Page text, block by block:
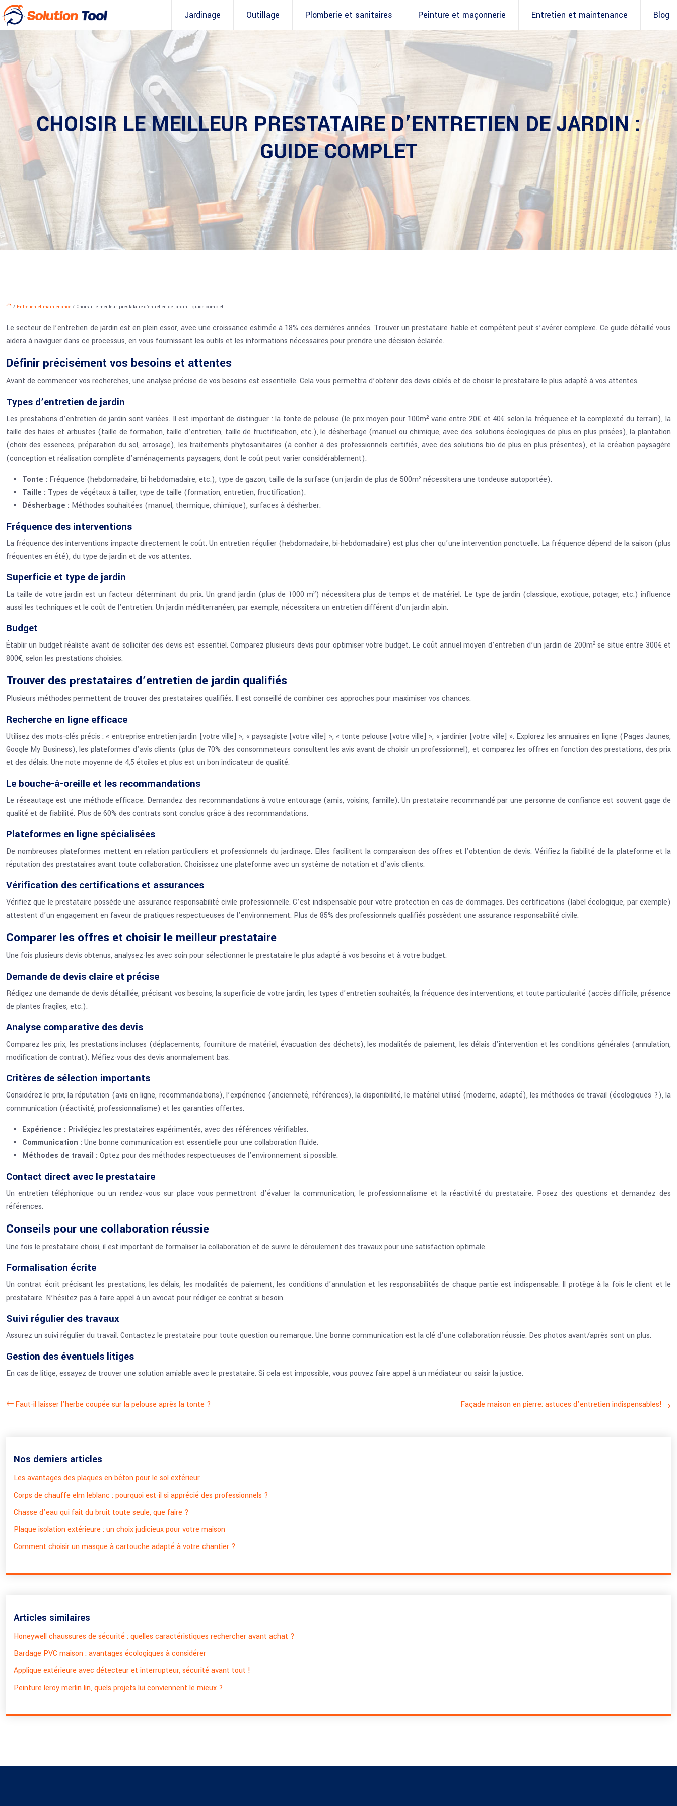
Jardinage Outillage Plomberie et sanitaires Peinture et maçonnerie Entretien et maintenance Blog
CHOISIR LE MEILLEUR PRESTATAIRE D’ENTRETIEN DE JARDIN :
GUIDE COMPLET
/ Entretien et maintenance / Choisir le meilleur prestataire d’entretien de jardin : guide complet
Le secteur de l’entretien de jardin est en plein essor, avec une croissance estimée à 18% ces dernières années. Trouver un prestataire fiable et compétent peut s’avérer complexe. Ce guide détaillé vous
aidera à naviguer dans ce processus, en vous fournissant les outils et les informations nécessaires pour prendre une décision éclairée.
Définir précisément vos besoins et attentes
Avant de commencer vos recherches, une analyse précise de vos besoins est essentielle. Cela vous permettra d’obtenir des devis ciblés et de choisir le prestataire le plus adapté à vos attentes.
Types d’entretien de jardin
Les prestations d’entretien de jardin sont variées. Il est important de distinguer : la tonte de pelouse (le prix moyen pour 100m² varie entre 20€ et 40€ selon la fréquence et la complexité du terrain), la
taille des haies et arbustes (taille de formation, taille d’entretien, taille de fructification, etc.), le désherbage (manuel ou chimique, avec des solutions écologiques de plus en plus prisées), la plantation
(choix des essences, préparation du sol, arrosage), les traitements phytosanitaires (à confier à des professionnels certifiés, avec des solutions bio de plus en plus présentes), et la création paysagère
(conception et réalisation complète d’aménagements paysagers, dont le coût peut varier considérablement).
Tonte : Fréquence (hebdomadaire, bi-hebdomadaire, etc.), type de gazon, taille de la surface (un jardin de plus de 500m² nécessitera une tondeuse autoportée).
Taille : Types de végétaux à tailler, type de taille (formation, entretien, fructification).
Désherbage : Méthodes souhaitées (manuel, thermique, chimique), surfaces à désherber.
Fréquence des interventions
La fréquence des interventions impacte directement le coût. Un entretien régulier (hebdomadaire, bi-hebdomadaire) est plus cher qu’une intervention ponctuelle. La fréquence dépend de la saison (plus
fréquentes en été), du type de jardin et de vos attentes.
Superficie et type de jardin
La taille de votre jardin est un facteur déterminant du prix. Un grand jardin (plus de 1000 m²) nécessitera plus de temps et de matériel. Le type de jardin (classique, exotique, potager, etc.) influence
aussi les techniques et le coût de l’entretien. Un jardin méditerranéen, par exemple, nécessitera un entretien différent d’un jardin alpin.
Budget
Établir un budget réaliste avant de solliciter des devis est essentiel. Comparez plusieurs devis pour optimiser votre budget. Le coût annuel moyen d’entretien d’un jardin de 200m² se situe entre 300€ et
800€, selon les prestations choisies.
Trouver des prestataires d’entretien de jardin qualifiés
Plusieurs méthodes permettent de trouver des prestataires qualifiés. Il est conseillé de combiner ces approches pour maximiser vos chances.
Recherche en ligne efficace
Utilisez des mots-clés précis : « entreprise entretien jardin [votre ville] », « paysagiste [votre ville] », « tonte pelouse [votre ville] », « jardinier [votre ville] ». Explorez les annuaires en ligne (Pages Jaunes,
Google My Business), les plateformes d’avis clients (plus de 70% des consommateurs consultent les avis avant de choisir un professionnel), et comparez les offres en fonction des prestations, des prix
et des délais. Une note moyenne de 4,5 étoiles et plus est un bon indicateur de qualité.
Le bouche-à-oreille et les recommandations
Le réseautage est une méthode efficace. Demandez des recommandations à votre entourage (amis, voisins, famille). Un prestataire recommandé par une personne de confiance est souvent gage de
qualité et de fiabilité. Plus de 60% des contrats sont conclus grâce à des recommandations.
Plateformes en ligne spécialisées
De nombreuses plateformes mettent en relation particuliers et professionnels du jardinage. Elles facilitent la comparaison des offres et l’obtention de devis. Vérifiez la fiabilité de la plateforme et la
réputation des prestataires avant toute collaboration. Choisissez une plateforme avec un système de notation et d’avis clients.
Vérification des certifications et assurances
Vérifiez que le prestataire possède une assurance responsabilité civile professionnelle. C’est indispensable pour votre protection en cas de dommages. Des certifications (label écologique, par exemple)
attestent d’un engagement en faveur de pratiques respectueuses de l’environnement. Plus de 85% des professionnels qualifiés possèdent une assurance responsabilité civile.
Comparer les offres et choisir le meilleur prestataire
Une fois plusieurs devis obtenus, analysez-les avec soin pour sélectionner le prestataire le plus adapté à vos besoins et à votre budget.
Demande de devis claire et précise
Rédigez une demande de devis détaillée, précisant vos besoins, la superficie de votre jardin, les types d’entretien souhaités, la fréquence des interventions, et toute particularité (accès difficile, présence
de plantes fragiles, etc.).
Analyse comparative des devis
Comparez les prix, les prestations incluses (déplacements, fourniture de matériel, évacuation des déchets), les modalités de paiement, les délais d’intervention et les conditions générales (annulation,
modification de contrat). Méfiez-vous des devis anormalement bas.
Critères de sélection importants
Considérez le prix, la réputation (avis en ligne, recommandations), l’expérience (ancienneté, références), la disponibilité, le matériel utilisé (moderne, adapté), les méthodes de travail (écologiques ?), la
communication (réactivité, professionnalisme) et les garanties offertes.
Expérience : Privilégiez les prestataires expérimentés, avec des références vérifiables.
Communication : Une bonne communication est essentielle pour une collaboration fluide.
Méthodes de travail : Optez pour des méthodes respectueuses de l’environnement si possible.
Contact direct avec le prestataire
Un entretien téléphonique ou un rendez-vous sur place vous permettront d’évaluer la communication, le professionnalisme et la réactivité du prestataire. Posez des questions et demandez des
références.
Conseils pour une collaboration réussie
Une fois le prestataire choisi, il est important de formaliser la collaboration et de suivre le déroulement des travaux pour une satisfaction optimale.
Formalisation écrite
Un contrat écrit précisant les prestations, les délais, les modalités de paiement, les conditions d’annulation et les responsabilités de chaque partie est indispensable. Il protège à la fois le client et le
prestataire. N’hésitez pas à faire appel à un avocat pour rédiger ce contrat si besoin.
Suivi régulier des travaux
Assurez un suivi régulier du travail. Contactez le prestataire pour toute question ou remarque. Une bonne communication est la clé d’une collaboration réussie. Des photos avant/après sont un plus.
Gestion des éventuels litiges
En cas de litige, essayez de trouver une solution amiable avec le prestataire. Si cela est impossible, vous pouvez faire appel à un médiateur ou saisir la justice.
Faut-il laisser l’herbe coupée sur la pelouse après la tonte ? Façade maison en pierre: astuces d’entretien indispensables!
Nos derniers articles
Les avantages des plaques en béton pour le sol extérieur
Corps de chauffe elm leblanc : pourquoi est-il si apprécié des professionnels ?
Chasse d’eau qui fait du bruit toute seule, que faire ?
Plaque isolation extérieure : un choix judicieux pour votre maison
Comment choisir un masque à cartouche adapté à votre chantier ?
Articles similaires
Honeywell chaussures de sécurité : quelles caractéristiques rechercher avant achat ?
Bardage PVC maison : avantages écologiques à considérer
Applique extérieure avec détecteur et interrupteur, sécurité avant tout !
Peinture leroy merlin lin, quels projets lui conviennent le mieux ?